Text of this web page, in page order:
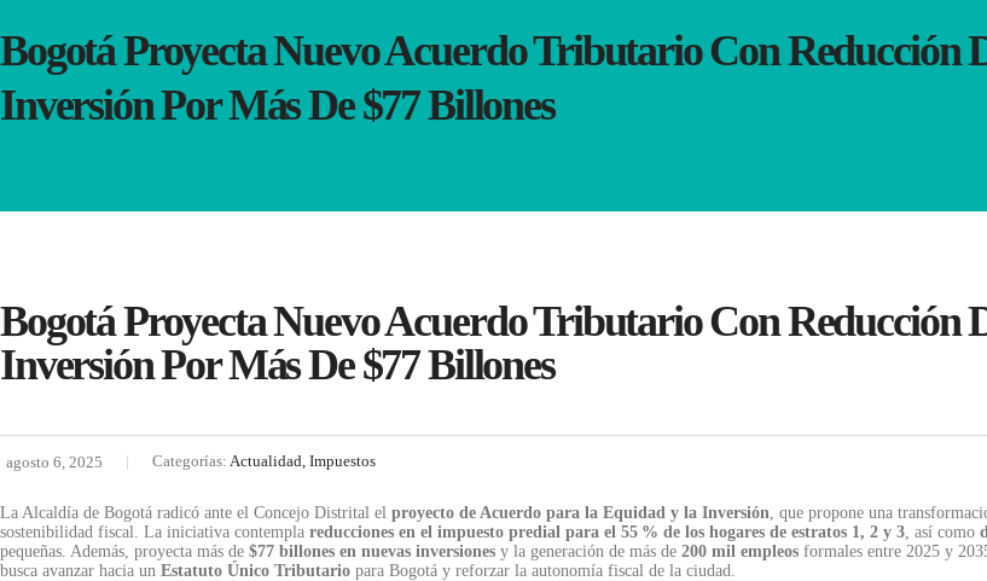
Bogotá Proyecta Nuevo Acuerdo Tributario Con Reducción
Inversión Por Más De $77 Billones
Bogotá Proyecta Nuevo Acuerdo Tributario Con Reducción
Inversión Por Más De $77 Billones
agosto 6, 2025 Categorías: Actualidad, Impuestos
La Alcaldía de Bogotá radicó ante el Concejo Distrital el proyecto de Acuerdo para la Equidad y la Inversión, que propone una
sostenibilidad fiscal. La iniciativa contempla reducciones en el impuesto predial para el 55 % de los hogares de estratos 1, 2 y 3, así como
pequeñas. Además, proyecta más de $77 billones en nuevas inversiones y la generación de más de 200 mil empleos formales entre 2025 y
busca avanzar hacia un Estatuto Único Tributario para Bogotá y reforzar la autonomía fiscal de la ciudad.